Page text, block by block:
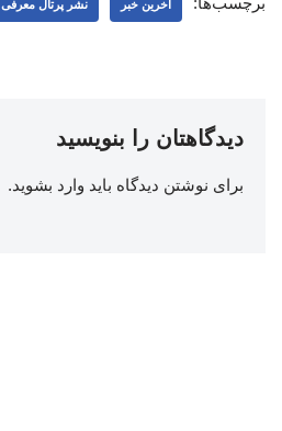
اخرین خبر نشر پرتال معرفی
دیدگاهتان را بنویسید
برای نوشتن دیدگاه باید وارد بشوید.